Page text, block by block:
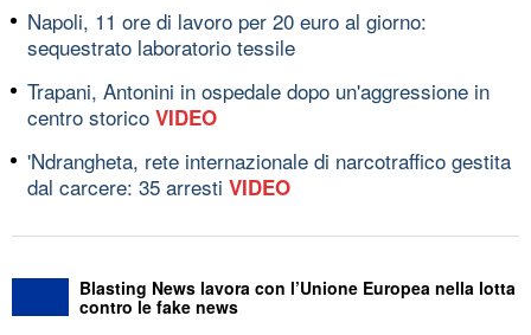
Napoli, 11 ore di lavoro per 20 euro al giorno:
sequestrato laboratorio tessile
Trapani, Antonini in ospedale dopo un'aggressione in
centro storico VIDEO
'Ndrangheta, rete internazionale di narcotraffico gestita
dal carcere: 35 arresti VIDEO
Blasting News lavora con l’Unione Europea nella lotta
contro le fake news